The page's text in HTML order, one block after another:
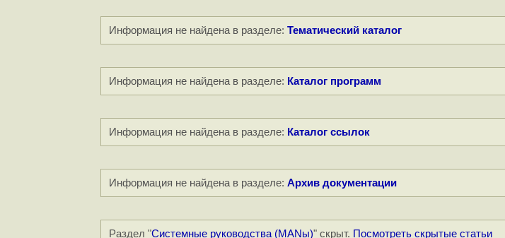
Информация не найдена в разделе: Тематический каталог
Информация не найдена в разделе: Каталог программ
Информация не найдена в разделе: Каталог ссылок
Информация не найдена в разделе: Архив документации
Раздел "Системные руководства (MANы)" скрыт. Посмотреть скрытые статьи